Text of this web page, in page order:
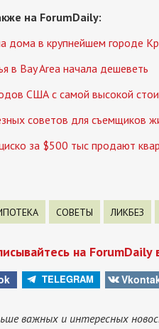
на ForumDaily:
дома в крупнейшем городе
в Bay Area начала дешеветь
США с самой высокой
советов для съемщиков
за $500 тыс продают
СОВЕТЫ ЛИКБЕЗ
на ForumDaily
TELEGRAM
важных и интересных